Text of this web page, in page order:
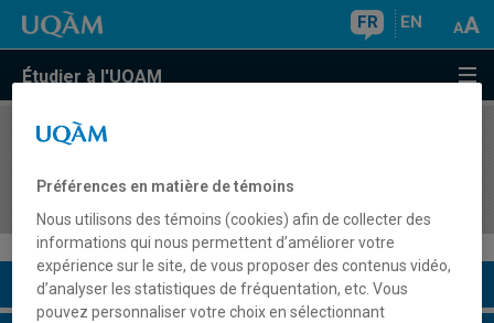
FR EN
Étudier à l'UQAM
COURS//
culturelles
Description du cours
Préférences en matière de témoins
Nous utilisons des témoins (cookies) afin de collecter des
informations qui nous permettent d’améliorer votre
expérience sur le site, de vous proposer des contenus vidéo,
d’analyser les statistiques de fréquentation, etc. Vous
pouvez personnaliser votre choix en sélectionnant